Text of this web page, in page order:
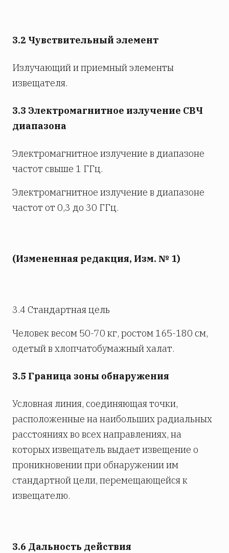
3.2 Чувствительный элемент
Излучающий и приемный элементы
извещателя.
3.3 Электромагнитное излучение СВЧ
диапазона
Электромагнитное излучение в диапазоне
частот свыше 1 ГГц.
Электромагнитное излучение в диапазоне
частот от 0,3 до 30 ГГц.
(Измененная редакция, Изм. № 1)
3.4 Стандартная цель
Человек весом 50-70 кг, ростом 165-180 см,
одетый в хлопчатобумажный халат.
3.5 Граница зоны обнаружения
Условная линия, соединяющая точки,
расположенные на наибольших радиальных
расстояниях во всех направлениях, на
которых извещатель выдает извещение о
проникновении при обнаружении им
стандартной цели, перемещающейся к
извещателю.
3.6 Дальность действия